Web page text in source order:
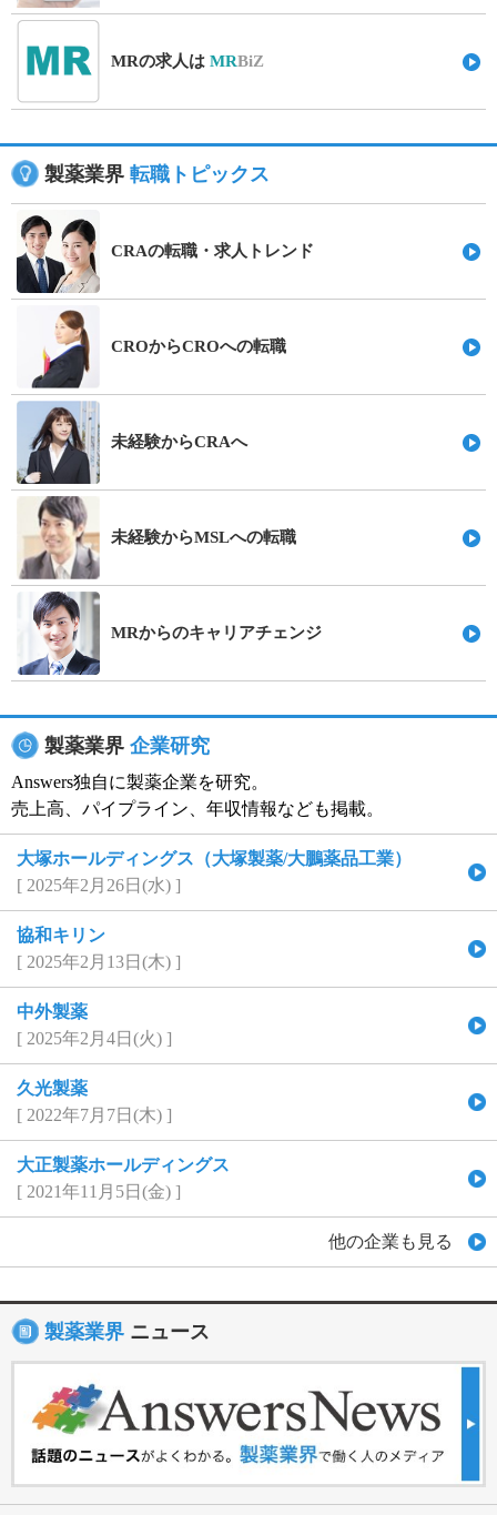
MRの求人は MRBiZ
製薬業界 転職トピックス
CRAの転職・求人トレンド
CROからCROへの転職
未経験からCRAへ
未経験からMSLへの転職
MRからのキャリアチェンジ
製薬業界 企業研究
Answers独自に製薬企業を研究。
売上高、パイプライン、年収情報なども掲載。
大塚ホールディングス（大塚製薬/大鵬薬品工業）
[ 2025年2月26日(水) ]
協和キリン
[ 2025年2月13日(木) ]
中外製薬
[ 2025年2月4日(火) ]
久光製薬
[ 2022年7月7日(木) ]
大正製薬ホールディングス
[ 2021年11月5日(金) ]
他の企業も見る
製薬業界 ニュース